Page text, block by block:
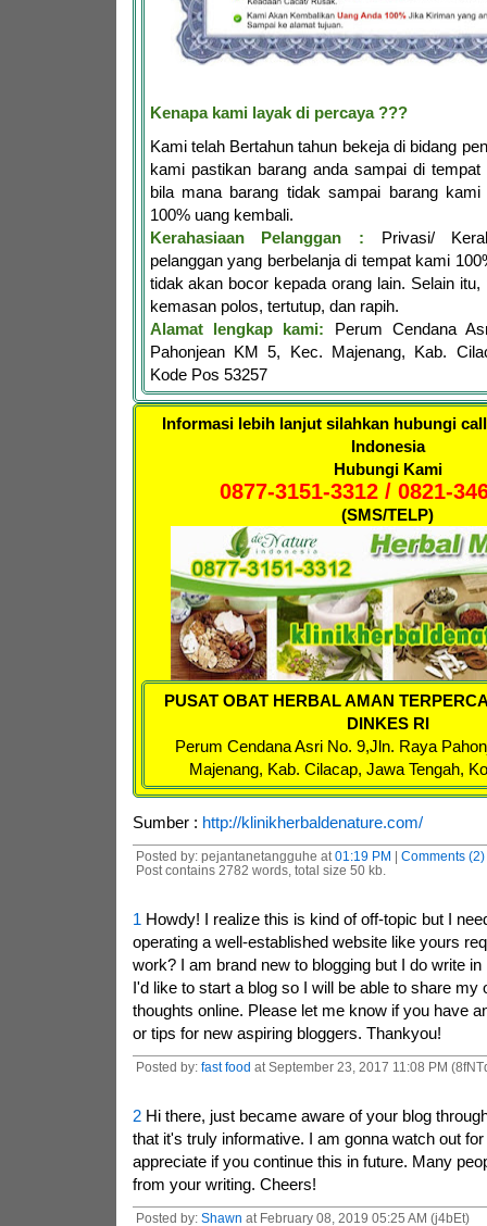
Kenapa kami layak di percaya ???
Kami telah Bertahun tahun bekeja di bidang
kami pastikan barang anda sampai di
bila mana barang tidak sampai barang
100% uang kembali.
Kerahasiaan Pelanggan : Privasi/
pelanggan yang berbelanja di tempat kami
tidak akan bocor kepada orang lain. Selain
kemasan polos, tertutup, dan rapih.
Alamat lengkap kami:
Perum Cendana
Pahonjean KM 5, Kec. Majenang, Kab.
Kode Pos 53257
Informasi lebih lanjut silahkan hubungi
Indonesia
Hubungi Kami
0877-3151-3312 / 0821-
(SMS/TELP)
PUSAT OBAT HERBAL AMAN
DINKES RI
Perum Cendana Asri No. 9,Jln. Raya
Majenang, Kab. Cilacap, Jawa Tengah,
Sumber : http://klinikherbaldenature.com/
Posted by: pejantanetangguhe at 01:19 PM | Comments (2)
Post contains 2782 words, total size 50 kb.
1 Howdy! I realize this is kind of off-topic but I
operating a well-established website like yours
work? I am brand new to blogging but I do write
I'd like to start a blog so I will be able to share my
thoughts online. Please let me know if you have
or tips for new aspiring bloggers. Thankyou!
Posted by: fast food at September 23, 2017 11:08 PM
2Hi there, just became aware of your blog
that it's truly informative. I am gonna watch out
appreciate if you continue this in future. Many
from your writing. Cheers!
Posted by: Shawn at February 08, 2019 05:25 AM (j4bEt)